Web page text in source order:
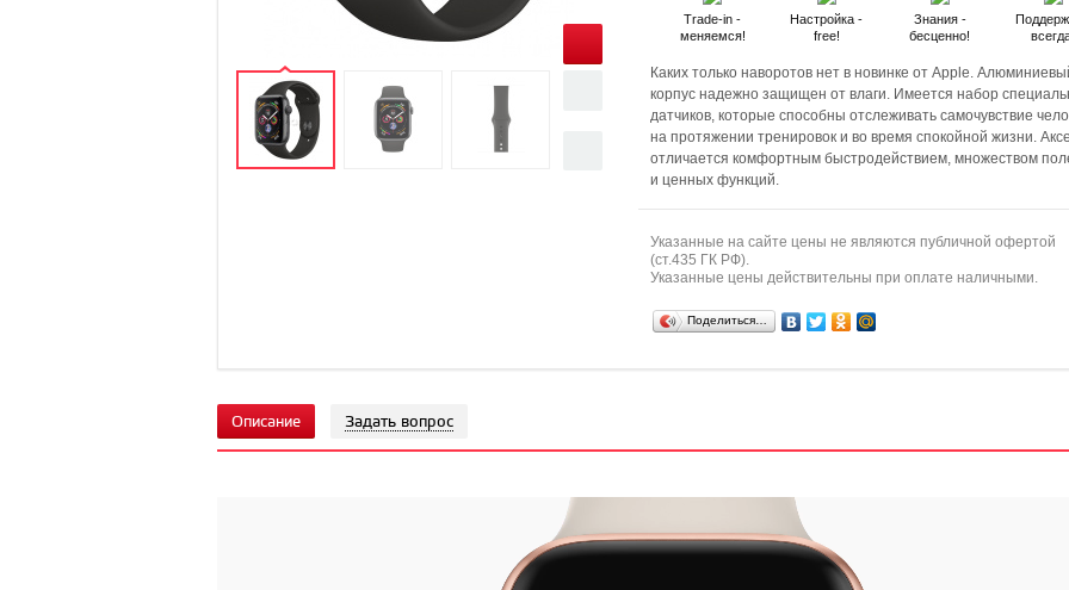
Trade-in -
меняемся!
Настройка -
free!
Знания -
бесценно!
Каких только наворотов нет в новинке от Apple.
корпус надежно защищен от влаги. Имеется набор
датчиков, которые способны отслеживать самочувствие
на протяжении тренировок и во время спокойной жизни.
отличается комфортным быстродействием, множеством
и ценных функций.
Указанные на сайте цены не являются публичной офертой
(ст.435 ГК РФ).
Указанные цены действительны при оплате наличными.
Поделиться…
Описание Задать вопрос